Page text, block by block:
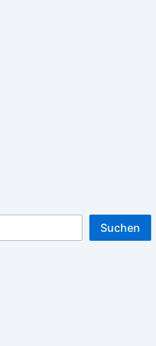
Suchen